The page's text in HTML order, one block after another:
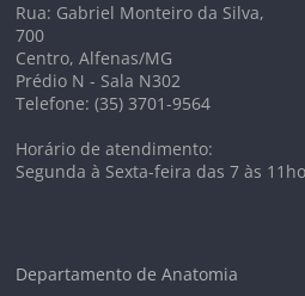
Rua: Gabriel Monteiro da Silva,
700
Centro, Alfenas/MG
Prédio N - Sala N302
Telefone: (35) 3701-9564
Horário de atendimento:
Segunda à Sexta-feira das 7 às
Departamento de Anatomia